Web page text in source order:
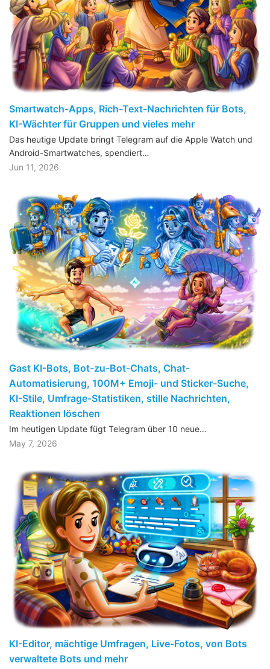
Smartwatch-Apps, Rich-Text-Nachrichten für Bots,
KI-Wächter für Gruppen und vieles mehr
Das heutige Update bringt Telegram auf die Apple Watch und
Android-Smartwatches, spendiert…
Jun 11, 2026
Gast KI-Bots, Bot-zu-Bot-Chats, Chat-
Automatisierung, 100M+ Emoji- und Sticker-Suche,
KI-Stile, Umfrage-Statistiken, stille Nachrichten,
Reaktionen löschen
Im heutigen Update fügt Telegram über 10 neue…
May 7, 2026
KI-Editor, mächtige Umfragen, Live-Fotos, von Bots
verwaltete Bots und mehr